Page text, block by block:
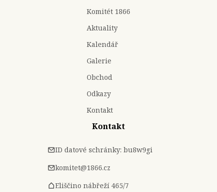
Komitét 1866
Aktuality
Kalendář
Galerie
Obchod
Odkazy
Kontakt
Kontakt
ID datové schránky: bu8w9gi
komitet@1866.cz
Eliščino nábřeží 465/7